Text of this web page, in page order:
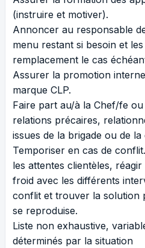
(instruire et motiver).
Annoncer au responsable
menu restant si besoin et
remplacement le cas
Assurer la promotion
marque CLP.
Faire part au/à la Chef/fe
relations précaires,
issues de la brigade ou de la
Temporiser en cas de
les attentes clientèles,
froid avec les différents
conflit et trouver la solution
se reproduise.
Liste non exhaustive,
déterminés par la situation